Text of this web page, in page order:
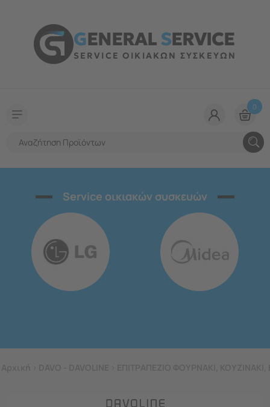
GENERALSERVICE
SERVICE ΟΙΚΙΑΚΩΝ ΣΥΣΚΕΥΩΝ
0
Service οικιακών συσκευών